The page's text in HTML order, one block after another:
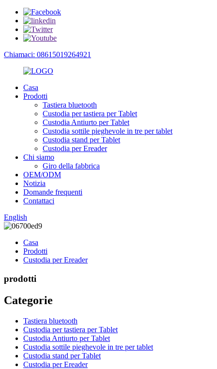
Chiamaci: 08615019264921
Casa
Prodotti
Tastiera bluetooth
Custodia per tastiera per Tablet
Custodia Antiurto per Tablet
Custodia sottile pieghevole in tre per tablet
Custodia stand per Tablet
Custodia per Ereader
Chi siamo
Giro della fabbrica
OEM/ODM
Notizia
Domande frequenti
Contattaci
English
Casa
Prodotti
Custodia per Ereader
prodotti
Categorie
Tastiera bluetooth
Custodia per tastiera per Tablet
Custodia Antiurto per Tablet
Custodia sottile pieghevole in tre per tablet
Custodia stand per Tablet
Custodia per Ereader